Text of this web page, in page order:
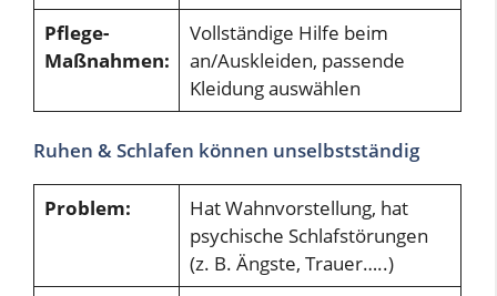
Pflege-
Maßnahmen:
Vollständige Hilfe beim
an/Auskleiden, passende
Kleidung auswählen
Ruhen & Schlafen können unselbstständig
Problem:
Hat Wahnvorstellung, hat
psychische Schlafstörungen
(z. B. Ängste, Trauer…..)